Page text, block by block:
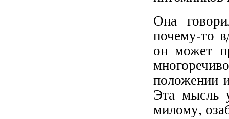
Она
почему-то
он может
положении
Эта мысль
милому,